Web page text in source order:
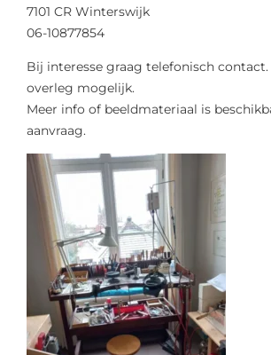
7101 CR Winterswijk
06-10877854
Bij interesse graag telefonisch
overleg mogelijk.
Meer info of beeldmateriaal is
aanvraag.